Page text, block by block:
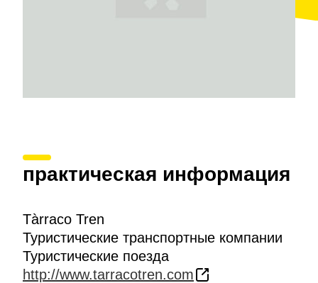
практическая информация
Tàrraco Tren
Туристические транспортные компании
Туристические поезда
http://www.tarracotren.com